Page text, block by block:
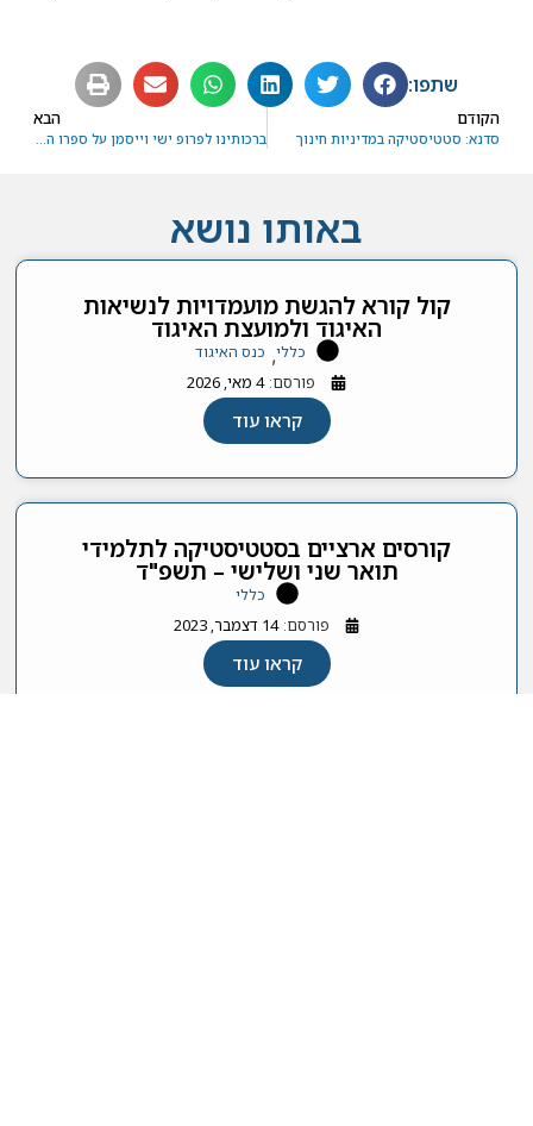
שתפו:
הקודם
סדנא: סטטיסטיקה במדיניות חינוך
הבא
ברכותינו לפרופ ישי וייסמן על ספרו החדש
באותו נושא
קול קורא להגשת מועמדויות לנשיאות
האיגוד ולמועצת האיגוד
כללי, כנס האיגוד
פורסם: 4 מאי, 2026
קראו עוד
קורסים ארציים בסטטיסטיקה לתלמידי
תואר שני ושלישי – תשפ"ד
כללי
פורסם: 14 דצמבר, 2023
קראו עוד